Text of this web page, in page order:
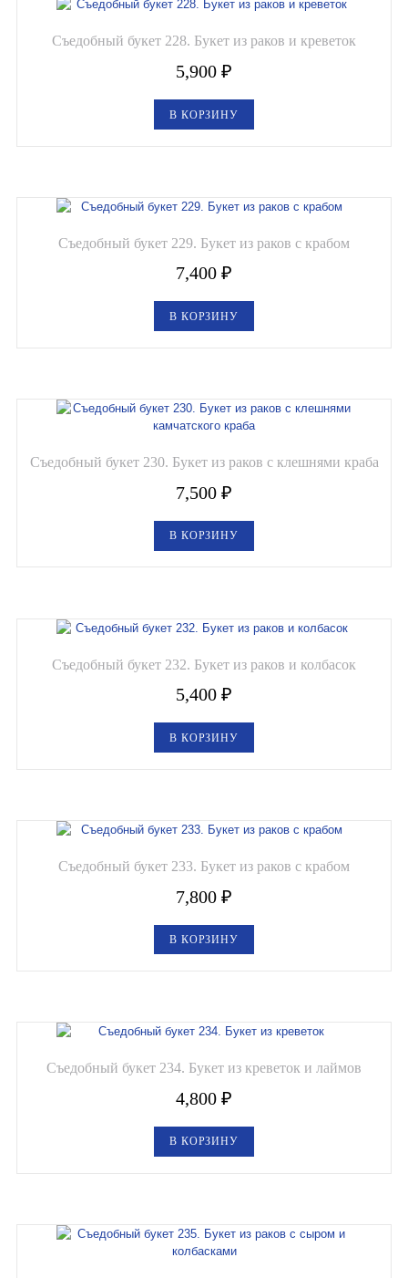
Съедобный букет 228. Букет из раков и креветок
5,900 ₽
В КОРЗИНУ
Съедобный букет 229. Букет из раков с крабом
7,400 ₽
В КОРЗИНУ
Съедобный букет 230. Букет из раков с клешнями краба
7,500 ₽
В КОРЗИНУ
Съедобный букет 232. Букет из раков и колбасок
5,400 ₽
В КОРЗИНУ
Съедобный букет 233. Букет из раков с крабом
7,800 ₽
В КОРЗИНУ
Съедобный букет 234. Букет из креветок и лаймов
4,800 ₽
В КОРЗИНУ